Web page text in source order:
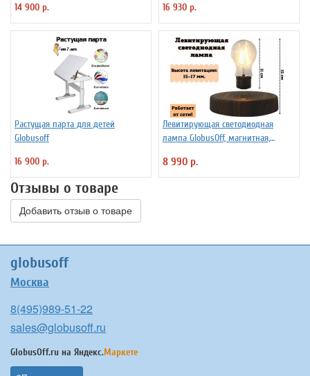
14 900 р.
16 930 р.
Растущая парта для детей
Globusoff
16 900 р.
Левитирующая светодиодная
лампа GlobusOff, магнитная,
8 990 р.
Отзывы о товаре
Добавить отзыв о товаре
globusoff
Москва
8(495)989-51-22
sales@globusoff.ru
GlobusOff.ru на Яндекс.Маркете